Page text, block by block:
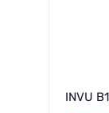
INVU